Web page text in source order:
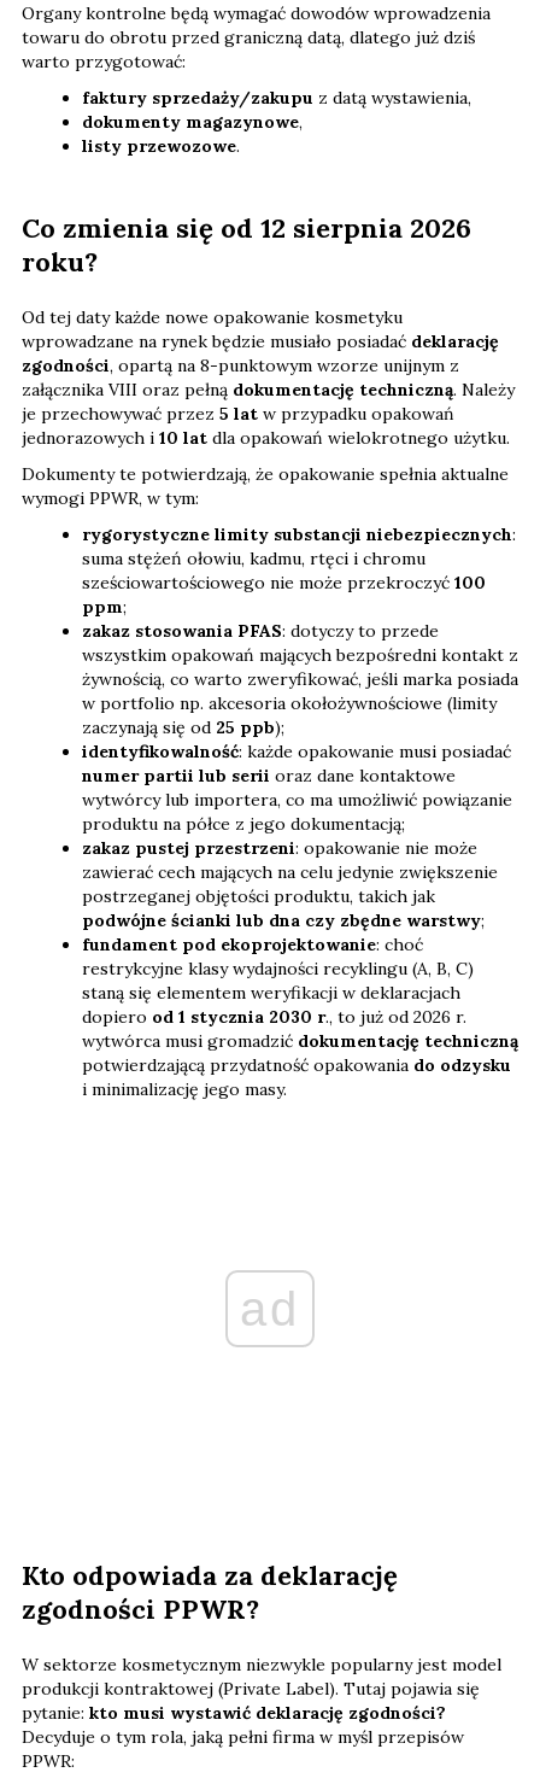
Organy kontrolne będą wymagać dowodów wprowadzenia
towaru do obrotu przed graniczną datą, dlatego już dziś
warto przygotować:
faktury sprzedaży/zakupu z datą wystawienia,
dokumenty magazynowe,
listy przewozowe.
Co zmienia się od 12 sierpnia 2026
roku?
Od tej daty każde nowe opakowanie kosmetyku
wprowadzane na rynek będzie musiało posiadać deklarację
zgodności, opartą na 8-punktowym wzorze unijnym z
załącznika VIII oraz pełną dokumentację techniczną. Należy
je przechowywać przez 5 lat w przypadku opakowań
jednorazowych i 10 lat dla opakowań wielokrotnego użytku.
Dokumenty te potwierdzają, że opakowanie spełnia aktualne
wymogi PPWR, w tym:
rygorystyczne limity substancji niebezpiecznych:
suma stężeń ołowiu, kadmu, rtęci i chromu
sześciowartościowego nie może przekroczyć 100
ppm;
zakaz stosowania PFAS: dotyczy to przede
wszystkim opakowań mających bezpośredni kontakt z
żywnością, co warto zweryfikować, jeśli marka posiada
w portfolio np. akcesoria okołożywnościowe (limity
zaczynają się od 25 ppb);
identyfikowalność: każde opakowanie musi posiadać
numer partii lub serii oraz dane kontaktowe
wytwórcy lub importera, co ma umożliwić powiązanie
produktu na półce z jego dokumentacją;
zakaz pustej przestrzeni: opakowanie nie może
zawierać cech mających na celu jedynie zwiększenie
postrzeganej objętości produktu, takich jak
podwójne ścianki lub dna czy zbędne warstwy;
fundament pod ekoprojektowanie: choć
restrykcyjne klasy wydajności recyklingu (A, B, C)
staną się elementem weryfikacji w deklaracjach
dopiero od 1 stycznia 2030 r., to już od 2026 r.
wytwórca musi gromadzić dokumentację techniczną
potwierdzającą przydatność opakowania do odzysku
i minimalizację jego masy.
ad
Kto odpowiada za deklarację
zgodności PPWR?
W sektorze kosmetycznym niezwykle popularny jest model
produkcji kontraktowej (Private Label). Tutaj pojawia się
pytanie: kto musi wystawić deklarację zgodności?
Decyduje o tym rola, jaką pełni firma w myśl przepisów
PPWR: